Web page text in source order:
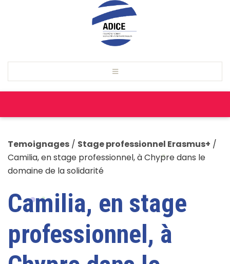
Temoignages / Stage professionnel Erasmus+ /
Camilia, en stage professionnel, à Chypre dans le
domaine de la solidarité
Camilia, en stage
professionnel, à